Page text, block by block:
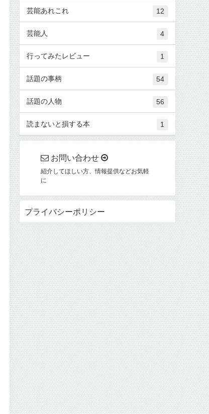
芸能あれこれ 12
芸能人 4
行ってみたレビュー 1
話題の事柄 54
話題の人物 56
読まないと損する本 1
お問い合わせ
紹介してほしい方、情報提供などお気軽
に
プライバシーポリシー